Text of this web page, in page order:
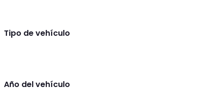
Tipo de vehículo
Año del vehículo